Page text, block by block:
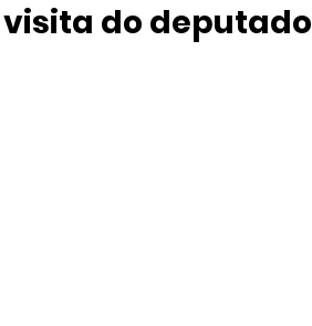
do deputado